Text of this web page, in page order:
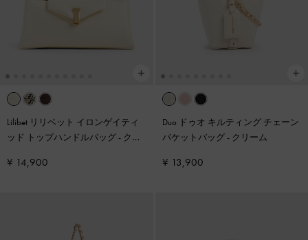
Lilibet リリベット イロンゲイティ
ッド トップハンドルバッグ- クリ
¥ 14,900
Duo ドゥオ キルティング チェーン
バケットバッグ- クリーム
¥ 13,900